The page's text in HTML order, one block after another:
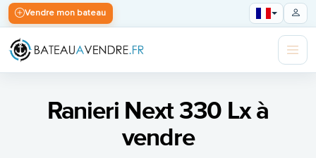
Vendre mon bateau
Ranieri Next 330 Lx à
vendre